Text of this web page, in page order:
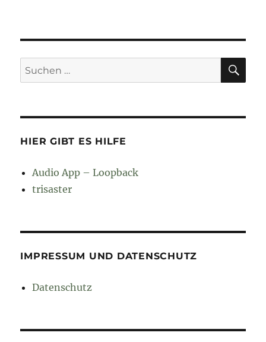
Suchen
nach:
HIER GIBT ES HILFE
Audio App – Loopback
trisaster
IMPRESSUM UND DATENSCHUTZ
Datenschutz